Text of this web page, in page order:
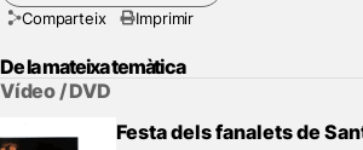
Comparteix Imprimir
De la mateixa temàtica
Vídeo / DVD
Festa dels fanalets de